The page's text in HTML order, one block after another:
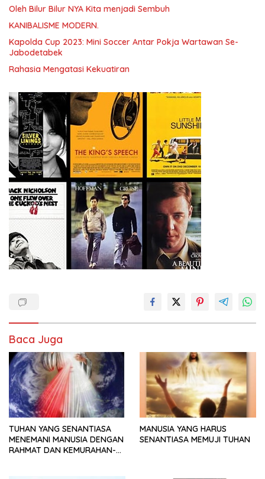
Oleh Bilur Bilur NYA Kita menjadi Sembuh
KANIBALISME MODERN.
Kapolda Cup 2023: Mini Soccer Antar Pokja Wartawan Se-
Jabodetabek
Rahasia Mengatasi Kekuatiran
Baca Juga
TUHAN YANG SENANTIASA
MENEMANI MANUSIA DENGAN
RAHMAT DAN KEMURAHAN-
MANUSIA YANG HARUS
SENANTIASA MEMUJI TUHAN